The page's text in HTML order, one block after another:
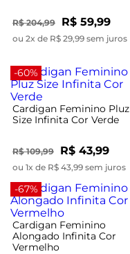
R$ 204,99 R$ 59,99
ou 2x de R$ 29,99 sem juros
-60%
Cardigan Feminino Pluz
Size Infinita Cor Verde
R$ 109,99 R$ 43,99
ou 1x de R$ 43,99 sem juros
-67%
Cardigan Feminino
Alongado Infinita Cor
Vermelho